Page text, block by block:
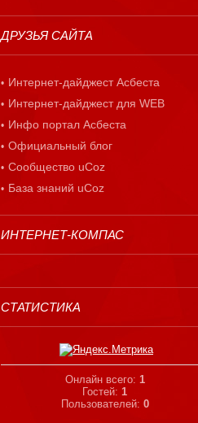
ДРУЗЬЯ САЙТА
Интернет-дайджест Асбеста
Интернет-дайджест для WEB
Инфо портал Асбеста
Официальный блог
Сообщество uCoz
База знаний uCoz
ИНТЕРНЕТ-КОМПАС
СТАТИСТИКА
Онлайн всего: 1
Гостей: 1
Пользователей: 0